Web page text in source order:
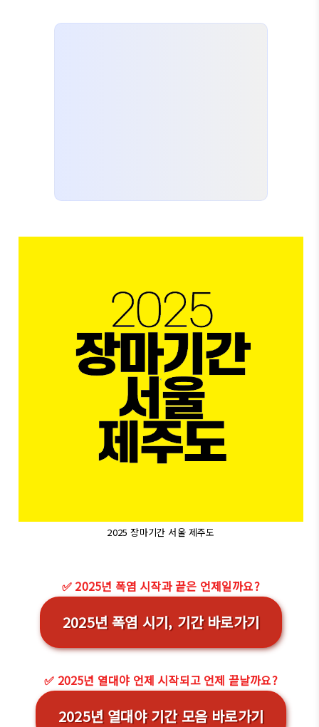
2025 장마기간 서울 제주도
✅ 2025년 폭염 시작과 끝은 언제일까요?
2025년 폭염 시기, 기간 바로가기
✅ 2025년 열대야 언제 시작되고 언제 끝날까요?
2025년 열대야 기간 모음 바로가기